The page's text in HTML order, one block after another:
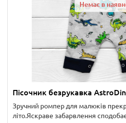
Немає в
Пісочник безрукавка
Зручний ромпер для малюків
літо.Яскраве забарвлення